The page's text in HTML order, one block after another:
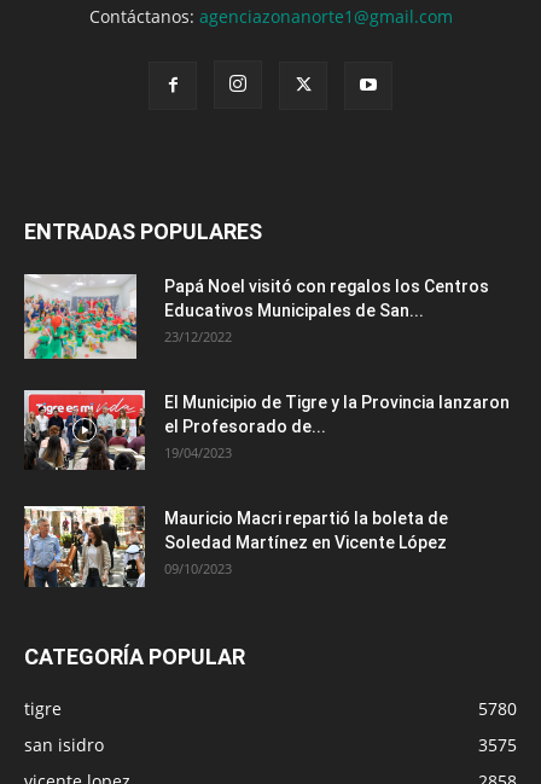
Contáctanos: agenciazonanorte1@gmail.com
ENTRADAS POPULARES
Papá Noel visitó con regalos los Centros
Educativos Municipales de San...
23/12/2022
El Municipio de Tigre y la Provincia lanzaron
el Profesorado de...
19/04/2023
Mauricio Macri repartió la boleta de
Soledad Martínez en Vicente López
09/10/2023
CATEGORÍA POPULAR
tigre
5780
san isidro
3575